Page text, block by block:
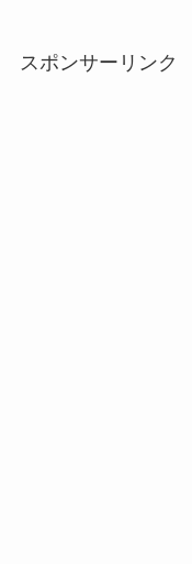
スポンサーリンク